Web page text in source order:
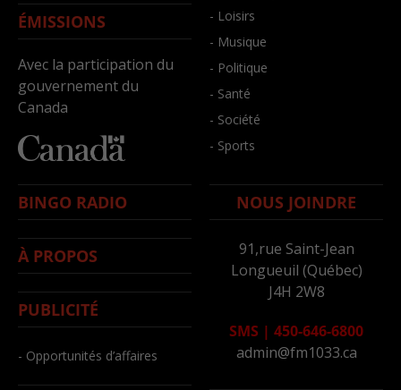
ÉMISSIONS
Avec la participation du
gouvernement du
Canada
- Loisirs
- Musique
- Politique
- Santé
- Société
- Sports
BINGO RADIO
À PROPOS
PUBLICITÉ
- Opportunités d’affaires
NOUS JOINDRE
91,rue Saint-Jean
Longueuil (Québec)
J4H 2W8
SMS | 450-646-6800
admin@fm1033.ca